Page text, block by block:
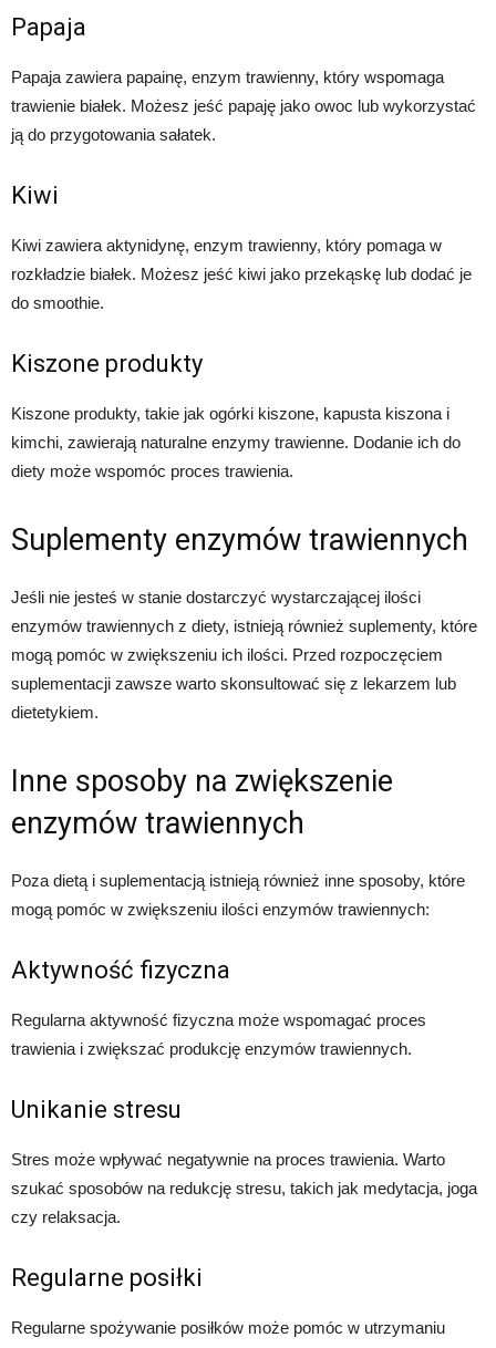
Papaja
Papaja zawiera papainę, enzym trawienny, który wspomaga
trawienie białek. Możesz jeść papaję jako owoc lub wykorzystać
ją do przygotowania sałatek.
Kiwi
Kiwi zawiera aktynidynę, enzym trawienny, który pomaga w
rozkładzie białek. Możesz jeść kiwi jako przekąskę lub dodać je
do smoothie.
Kiszone produkty
Kiszone produkty, takie jak ogórki kiszone, kapusta kiszona i
kimchi, zawierają naturalne enzymy trawienne. Dodanie ich do
diety może wspomóc proces trawienia.
Suplementy enzymów trawiennych
Jeśli nie jesteś w stanie dostarczyć wystarczającej ilości
enzymów trawiennych z diety, istnieją również suplementy, które
mogą pomóc w zwiększeniu ich ilości. Przed rozpoczęciem
suplementacji zawsze warto skonsultować się z lekarzem lub
dietetykiem.
Inne sposoby na zwiększenie
enzymów trawiennych
Poza dietą i suplementacją istnieją również inne sposoby, które
mogą pomóc w zwiększeniu ilości enzymów trawiennych:
Aktywność fizyczna
Regularna aktywność fizyczna może wspomagać proces
trawienia i zwiększać produkcję enzymów trawiennych.
Unikanie stresu
Stres może wpływać negatywnie na proces trawienia. Warto
szukać sposobów na redukcję stresu, takich jak medytacja, joga
czy relaksacja.
Regularne posiłki
Regularne spożywanie posiłków może pomóc w utrzymaniu